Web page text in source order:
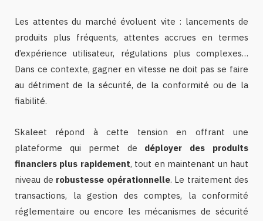
Les attentes du marché évoluent vite : lancements de
produits plus fréquents, attentes accrues en termes
d’expérience utilisateur, régulations plus complexes…
Dans ce contexte, gagner en vitesse ne doit pas se faire
au détriment de la sécurité, de la conformité ou de la
fiabilité.
Skaleet répond à cette tension en offrant une
plateforme qui permet de déployer des produits
financiers plus rapidement, tout en maintenant un haut
niveau de robustesse opérationnelle. Le traitement des
transactions, la gestion des comptes, la conformité
réglementaire ou encore les mécanismes de sécurité